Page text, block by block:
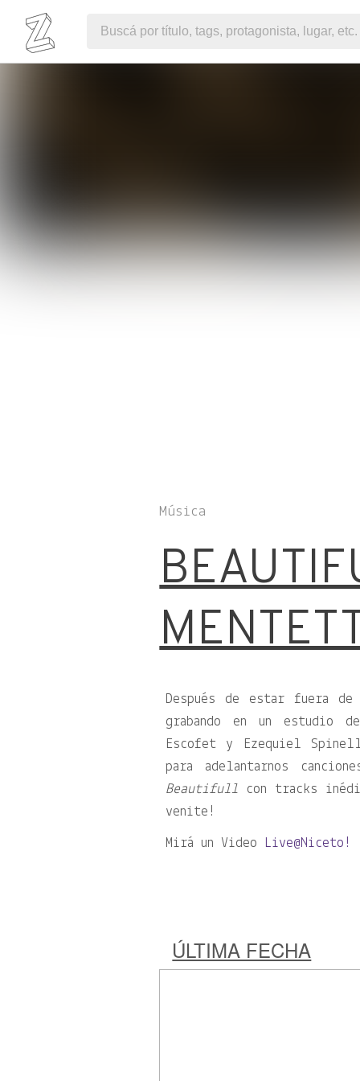
Música
Después de estar fuera
grabando en un estudio
Escofet y Ezequiel
para adelantarnos
Beautifull con tracks
venite!
Mirá un Video Live@Niceto!
ÚLTIMA FECHA